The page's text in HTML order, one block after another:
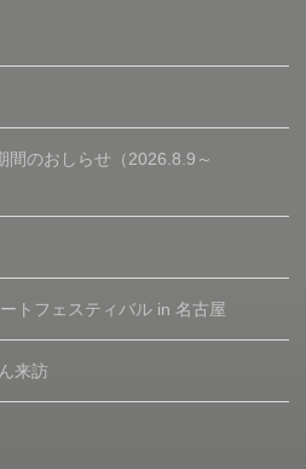
のおしらせ（2026.8.9～
トフェスティバル in 名古屋
来訪